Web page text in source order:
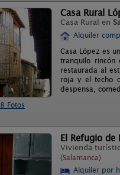
8 Fotos
Casa Rural
Casa Rural en
Alquiler
Casa López es
tranquilo rincón
restaurada al
roja y el techo
despensa,
El Refugio de
Vivienda
(Salamanca)
Alquiler por